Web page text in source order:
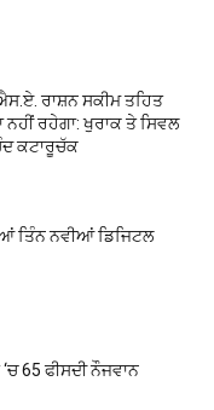
ਰਾਸ਼ਨ ਸਕੀਮ ਤਹਿਤ
ਨਹੀਂ ਰਹੇਗਾ: ਖੁਰਾਕ ਤੇ ਸਿਵਲ
ਕਟਾਰੂਚੱਕ
ਤਿੰਨ ਨਵੀਆਂ ਡਿਜਿਟਲ
65 ਫੀਸਦੀ ਨੌਜਵਾਨ